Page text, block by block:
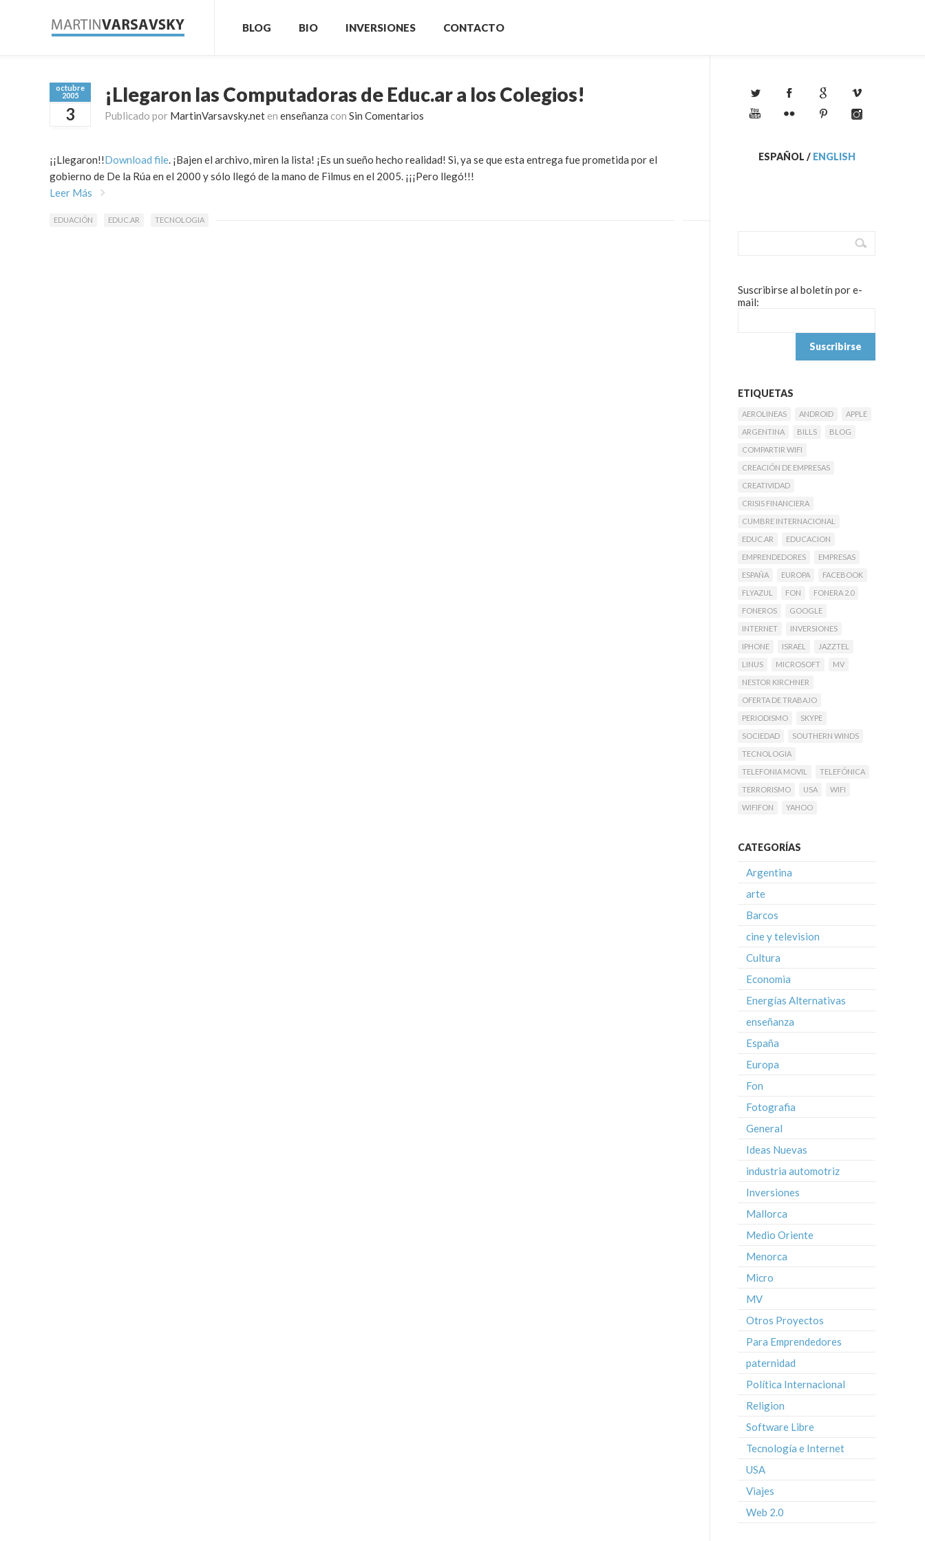
BLOG BIO INVERSIONES CONTACTO
octubre
2005
3
¡Llegaron las Computadoras de Educ.ar a los Colegios!
Publicado por MartinVarsavsky.net en enseñanza con Sin Comentarios
¡¡Llegaron!!Download file. ¡Bajen el archivo, miren la lista! ¡Es un sueño hecho realidad! Si, ya se que esta entrega fue prometida por el
gobierno de De la Rúa en el 2000 y sólo llegó de la mano de Filmus en el 2005. ¡¡¡Pero llegó!!!
Leer Más
EDUACIÓN EDUC.AR TECNOLOGIA
ESPAÑOL / ENGLISH
Suscribirse al boletín por e-
mail:
ETIQUETAS
AEROLINEAS ANDROID
APPLE
ARGENTINA
BILLS
BLOG
COMPARTIR WIFI
CREACIÓN DE EMPRESAS
CREATIVIDAD
CRISIS FINANCIERA
CUMBRE INTERNACIONAL
EDUC.AR
EDUCACION
EMPRENDEDORES
EMPRESAS
ESPAÑA
EUROPA
FACEBOOK
FLYAZUL
FON
FONERA 2.0
FONEROS
GOOGLE
INTERNET
INVERSIONES
IPHONE
ISRAEL
JAZZTEL
LINUS
MICROSOFT
MV
NESTOR KIRCHNER
OFERTA DE TRABAJO
PERIODISMO
SKYPE
SOCIEDAD
SOUTHERN WINDS
TECNOLOGIA
TELEFONIA MOVIL
TELEFÓNICA
TERRORISMO
USA
WIFI
WIFIFON
YAHOO
CATEGORÍAS
Argentina
arte
Barcos
cine y television
Cultura
Economia
Energías Alternativas
enseñanza
España
Europa
Fon
Fotografia
General
Ideas Nuevas
industria automotriz
Inversiones
Mallorca
Medio Oriente
Menorca
Micro
MV
Otros Proyectos
Para Emprendedores
paternidad
Política Internacional
Religion
Software Libre
Tecnología e Internet
USA
Viajes
Web 2.0